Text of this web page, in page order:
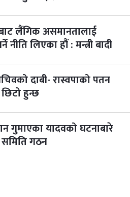
लैंगिक असमानतालाई
नीति लिएका हौं : मन्त्री बादी
दाबी- रास्वपाको पतन
हुन्छ
गुमाएका यादवको घटनाबारे
समिति गठन